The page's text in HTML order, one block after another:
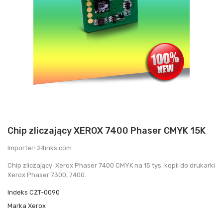
Chip zliczający XEROX 7400 Phaser CMYK 15K
Importer: 24inks.com
Chip zliczający Xerox Phaser 7400 CMYK na 15 tys. kopii do drukarki
Xerox Phaser 7300, 7400.
Indeks CZT-0090
Marka Xerox